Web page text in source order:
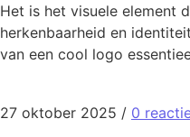
Het is het visuele element
herkenbaarheid en
van een cool logo
27 oktober 2025 / 0